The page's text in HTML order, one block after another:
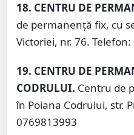
18. CENTRU DE
de permanență fix, cu
Victoriei, nr. 76.
19. CENTRU DE
CODRULUI. Centru de
în Poiana Codrului, str.
0769813993